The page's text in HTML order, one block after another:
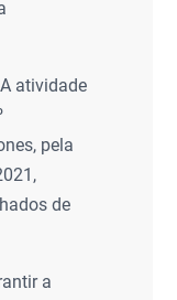
A atividade
pela
de
a